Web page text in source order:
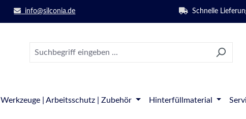
info@silconia.de Schnelle
Werkzeuge | Arbeitsschutz | Zubehör Hinterfüllmaterial